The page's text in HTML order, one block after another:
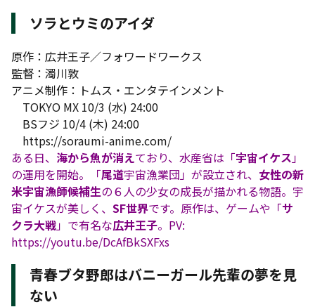
ソラとウミのアイダ
原作：広井王子／フォワードワークス
監督：濁川敦
アニメ制作：トムス・エンタテインメント
TOKYO MX 10/3 (水) 24:00
BSフジ 10/4 (木) 24:00
https://soraumi-anime.com/
ある日、 海から魚が消えており、水産省は「宇宙イケス」
の運用を開始。「尾道宇宙漁業団」が設立され、 女性の新
米宇宙漁師候補生の６人の少女の成長が描かれる物語。宇
宙イケスが美しく、 SF世界です。原作は、ゲームや「サ
クラ大戦」で有名な広井王子。PV:
https://youtu.be/DcAfBkSXFxs
青春ブタ野郎はバニーガール先輩の夢を見
ない